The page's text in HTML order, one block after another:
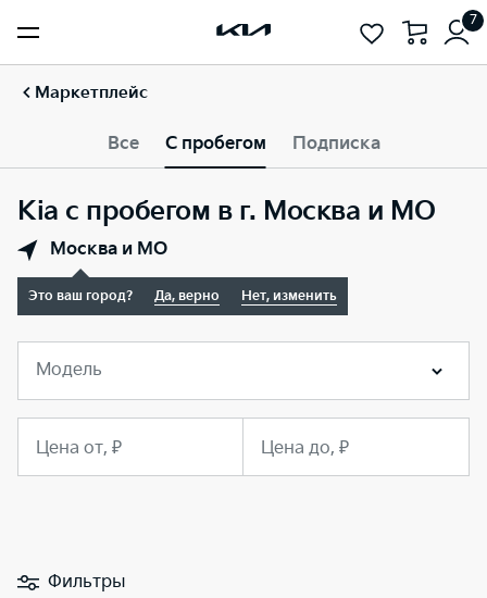
7
Маркетплейс
Все С пробегом Подписка
Kia с пробегом в г. Москва и МО
Москва и МО
Это ваш город? Да, верно Нет, изменить
Модель
Цена от, ₽ Цена до, ₽
Фильтры